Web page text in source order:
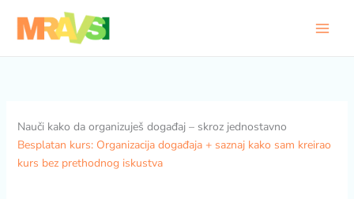
sadržaj
Nauči kako da organizuješ događaj – skroz jednostavno
Besplatan kurs: Organizacija događaja + saznaj kako sam kreirao
kurs bez prethodnog iskustva